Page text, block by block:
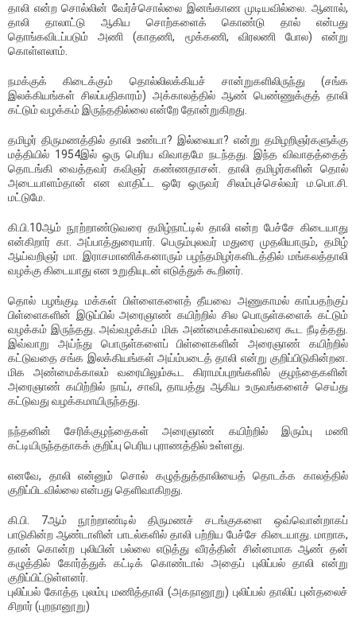
தாலி என்ற சொல்லின் வேர்ச்சொல்லை இனங்காண முடியவில்லை. ஆனால்,
தாலி தாலாட்டு ஆகிய சொற்களைக் கொண்டு தால் என்பது
தொங்கவிடப்படும் அணி (காதணி, மூக்கணி, விரலணி போல) என்று
கொள்ளலாம்.
நமக்குக் கிடைக்கும் தொல்லிலக்கியச் சான்றுகளிலிருந்து (சங்க
இலக்கியங்கள் சிலப்பதிகாரம்) அக்காலத்தில் ஆண் பெண்ணுக்குத் தாலி
கட்டும் வழக்கம் இருந்ததில்லை என்றே தோன்றுகிறது.
தமிழர் திருமணத்தில் தாலி உண்டா? இல்லையா? என்று தமிழறிஞர்களுக்கு
மத்தியில் 1954இல் ஒரு பெரிய விவாதமே நடந்தது. இந்த விவாதத்தைத்
தொடங்கி வைத்தவர் கவிஞர் கண்ணதாசன். தாலி தமிழர்களின் தொல்
அடையாளம்தான் என வாதிட்ட ஒரே ஒருவர் சிலம்புச்செல்வர் ம.பொ.சி.
மட்டுமே.
கி.பி.10ஆம் நூற்றாண்டுவரை தமிழ்நாட்டில் தாலி என்ற பேச்சே கிடையாது
என்கிறார் கா. அப்பாத்துரையார். பெரும்புலவர் மதுரை முதலியாரும், தமிழ்
ஆய்வறிஞர் மா. இராசமாணிக்கனாரும் பழந்தமிழர்களிடத்தில் மங்கலத்தாலி
வழக்கு கிடையாது என உறுதியுடன் எடுத்துக் கூறினர்.
தொல் பழங்குடி மக்கள் பிள்ளைகளைத் தீயவை அணுகாமல் காப்பதற்குப்
பிள்ளைகளின் இடுப்பில் அரைஞாண் கயிற்றில் சில பொருள்களைக் கட்டும்
வழக்கம் இருந்தது. அவ்வழக்கம் மிக அண்மைக்காலம்வரை கூட நீடித்தது.
இவ்வாறு அய்ந்து பொருள்களைப் பிள்ளைகளின் அரைஞாண் கயிற்றில்
கட்டுவதை சங்க இலக்கியங்கள் அய்ம்படைத் தாலி என்று குறிப்பிடுகின்றன.
மிக அண்மைக்காலம் வரையிலும்கூட கிராமப்புறங்களில் குழந்தைகளின்
அரைஞாண் கயிற்றில் நாய், சாவி, தாயத்து ஆகிய உருவங்களைச் செய்து
கட்டுவது வழக்கமாயிருந்தது.
நந்தனின் சேரிக்குழந்தைகள் அரைஞாண் கயிற்றில் இரும்பு மணி
கட்டியிருந்ததாகக் குறிப்பு பெரிய புராணத்தில் உள்ளது.
எனவே, தாலி என்னும் சொல் கழுத்துத்தாலியைத் தொடக்க காலத்தில்
குறிப்பிடவில்லை என்பது தெளிவாகிறது.
கி.பி. 7ஆம் நூற்றாண்டில் திருமணச் சடங்குகளை ஒவ்வொன்றாகப்
பாடுகின்ற ஆண்டாளின் பாடல்களில் தாலி பற்றிய பேச்சே கிடையாது. மாறாக,
தான் கொன்ற புலியின் பல்லை எடுத்து வீரத்தின் சின்னமாக ஆண் தன்
கழுத்தில் கோர்த்துக் கட்டிக் கொண்டால் அதைப் புலிப்பல் தாலி என்று
குறிப்பிட்டுள்ளனர்.
புலிப்பல் கோத்த புலம்பு மணித்தாலி (அகநானூறு) புலிப்பல் தாலிப் புன்தலைச்
சிறார் (புறநானூறு)